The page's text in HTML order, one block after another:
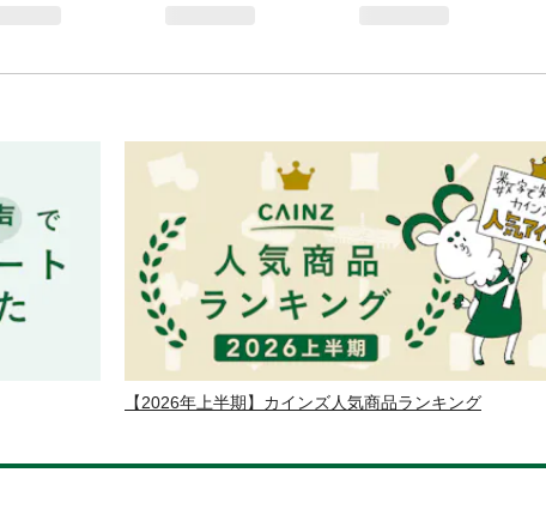
【2026年上半期】カインズ人気商品ランキング